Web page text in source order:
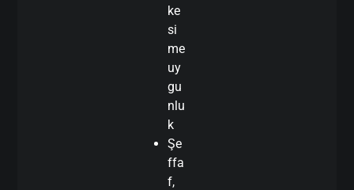
ke
si
me
uy
gu
nlu
k
Şe
ffa
f,